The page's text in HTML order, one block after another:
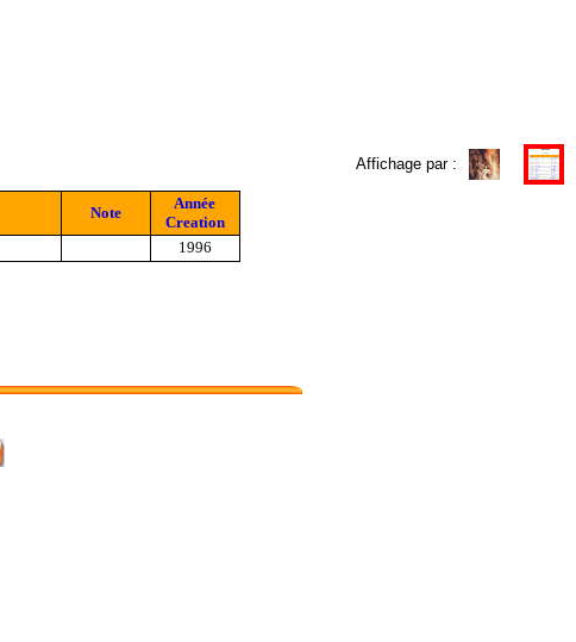
Affichage par :
Note
Année
Creation
1996